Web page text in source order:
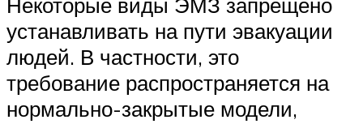
устанавливать на пути эвакуации
людей. В частности, это
требование распространяется на
нормально-закрытые модели,